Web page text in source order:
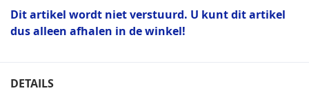
Dit artikel wordt niet verstuurd. U kunt dit artikel
dus alleen afhalen in de winkel!
DETAILS